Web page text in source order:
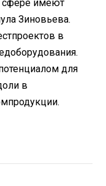
сфере имеют
Зиновьева.
в
для
в